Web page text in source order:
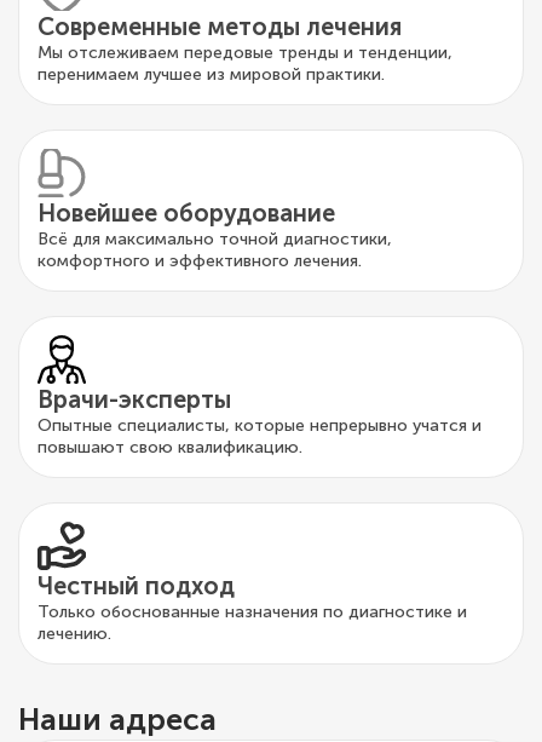
Современные методы лечения
Мы отслеживаем передовые тренды и тенденции,
перенимаем лучшее из мировой практики.
Новейшее оборудование
Всё для максимально точной диагностики,
комфортного и эффективного лечения.
Врачи-эксперты
Опытные специалисты, которые непрерывно учатся и
повышают свою квалификацию.
Честный подход
Только обоснованные назначения по диагностике и
лечению.
Наши адреса